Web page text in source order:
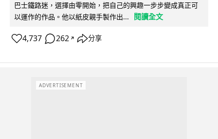
巴士鐵路迷，選擇由零開始，把自己的興趣一步步變成真正可
以運作的作品。他以紙皮親手製作出...
閱讀全文
4,737 262 ↗ 分享
ADVERTISEMENT